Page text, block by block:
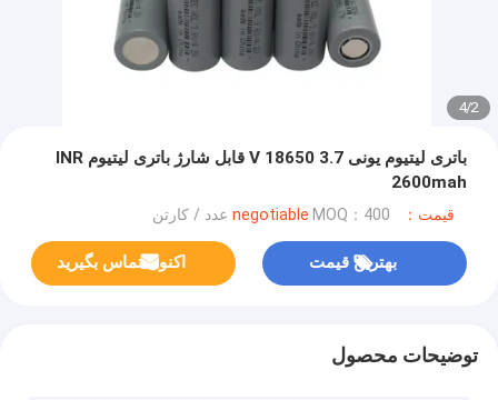
2
/
4
باتری لیتیوم یونی 3.7 V 18650 قابل شارژ باتری لیتیوم INR
2600mah
قیمت：negotiable MOQ：400 عدد / کارتن
بهترین قیمت اکنون تماس بگیرید
توضیحات محصول